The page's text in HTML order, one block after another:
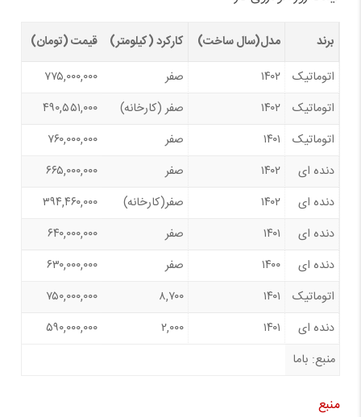
برند مدل(سال ساخت) کارکرد (کیلومتر)
قیمت (تومان)
اتوماتیک
۱۴۰۲ صفر
۷۷۵,۰۰۰,۰۰۰
اتوماتیک
۱۴۰۲ صفر (کارخانه)
۴۹۰,۵۵۱,۰۰۰
اتوماتیک
۱۴۰۱ صفر
۷۶۰,۰۰۰,۰۰۰
دنده ای
۱۴۰۲ صفر
۶۶۵,۰۰۰,۰۰۰
دنده ای
۱۴۰۲ صفر(کارخانه)
۳۹۴,۴۶۰,۰۰۰
دنده ای
۱۴۰۱ صفر
۶۴۰,۰۰۰,۰۰۰
دنده ای
۱۴۰۰ صفر
۶۳۰,۰۰۰,۰۰۰
اتوماتیک
۱۴۰۱ ۸,۷۰۰
۷۵۰,۰۰۰,۰۰۰
دنده ای
۱۴۰۱ ۲,۰۰۰
۵۹۰,۰۰۰,۰۰۰
منبع: باما
منبع